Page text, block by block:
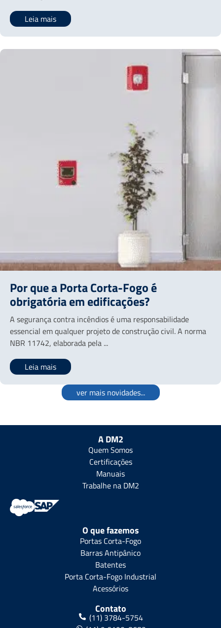
Leia mais
Por que a Porta Corta-Fogo é
obrigatória em edificações?
A segurança contra incêndios é uma responsabilidade
essencial em qualquer projeto de construção civil. A norma
NBR 11742, elaborada pela ...
Leia mais
ver mais novidades...
A DM2
Quem Somos
Certificações
Manuais
Trabalhe na DM2
O que fazemos
Portas Corta-Fogo
Barras Antipânico
Batentes
Porta Corta-Fogo Industrial
Acessórios
Contato
(11) 3784-5754